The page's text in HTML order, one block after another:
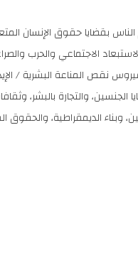
الناس بقضايا حقوق الإنسان
الاجتماعي والحرب
نقص المناعة البشرية /
والتجارة بالبشر،
وبناء الديمقراطية، والحقوق